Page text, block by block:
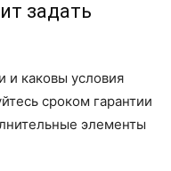
задать
и каковы условия
сроком гарантии
элементы